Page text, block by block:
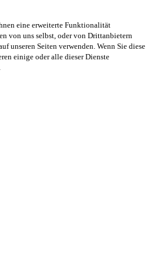
eine erweiterte Funktionalität
von uns selbst, oder von Drittanbietern
unseren Seiten verwenden. Wenn Sie diese
einige oder alle dieser Dienste